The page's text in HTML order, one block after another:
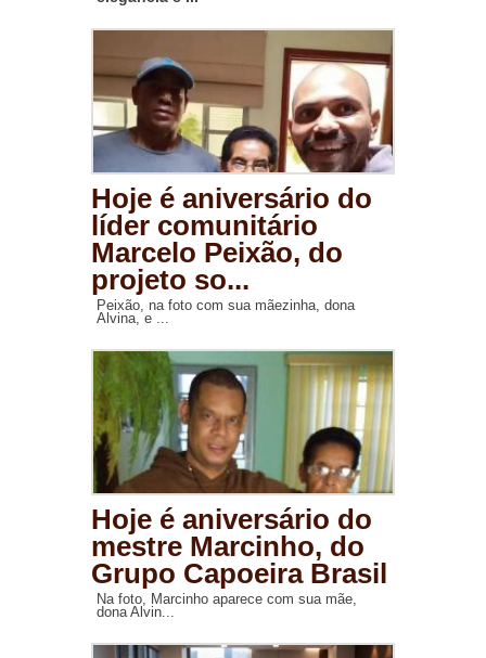
Hoje é aniversário do
líder comunitário
Marcelo Peixão, do
projeto so...
Peixão, na foto com sua mãezinha, dona
Alvina, e ...
Hoje é aniversário do
mestre Marcinho, do
Grupo Capoeira Brasil
Na foto, Marcinho aparece com sua mãe,
dona Alvin...